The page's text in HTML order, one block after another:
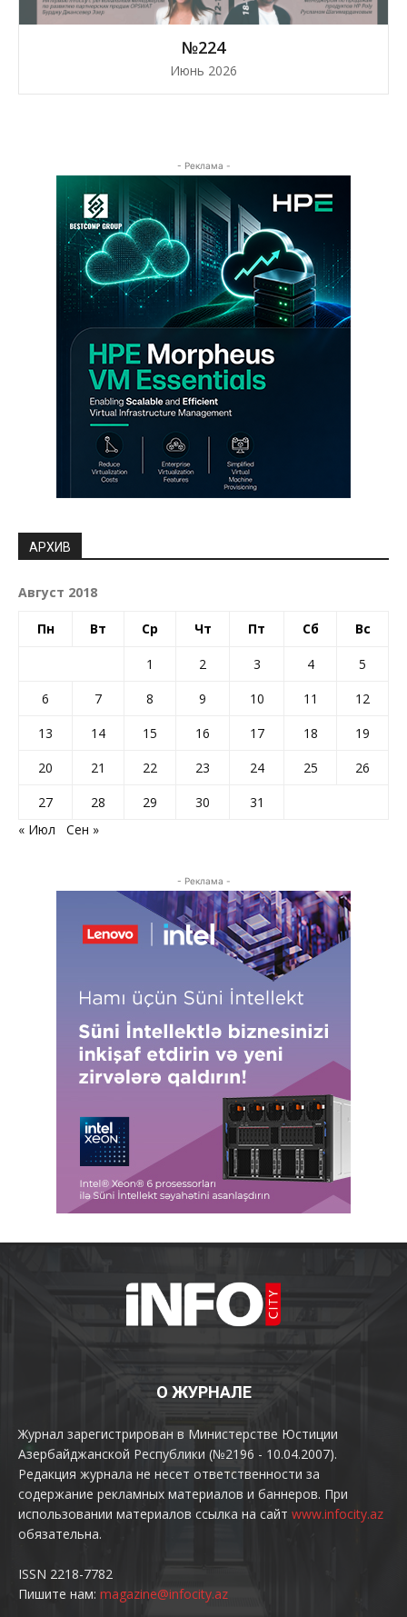
№224
Июнь 2026
- Реклама -
АРХИВ
Август 2018
Пн Вт Ср Чт Пт Сб Вс
1 2 3 4
5
6
7 8 9 10 11
12
13
14 15 16 17 18
19
20
21 22 23 24 25
26
27
28 29 30
31
« Июл
Сен »
- Реклама -
О ЖУРНАЛЕ
Журнал зарегистрирован в Министерстве Юстиции
Азербайджанской Республики (№2196 - 10.04.2007).
Редакция журнала не несет ответственности за
содержание рекламных материалов и баннеров. При
использовании материалов ссылка на сайт www.infocity.az
обязательна.
ISSN 2218-7782
Пишите нам: magazine@infocity.az